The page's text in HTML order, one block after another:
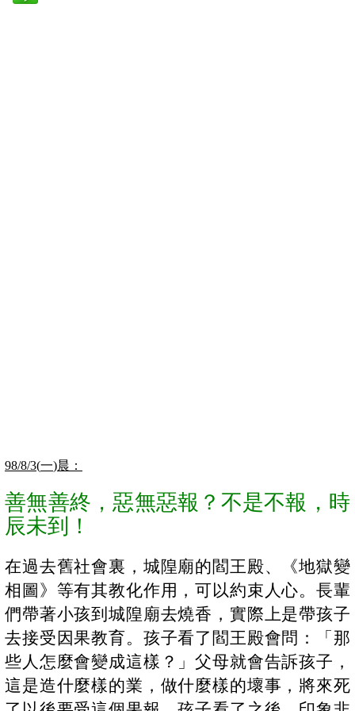
98/8/3(一)晨 ：
善無善終，惡無惡報 ？ 不是不報，時
辰未到 ！
在過去舊社會裏，城隍廟的閻王殿、《地獄變
相圖》等有其教化作用，可以約束人心。長輩
們帶著小孩到城隍廟去燒香，實際上是帶孩子
去接受因果教育。孩子看了閻王殿會問：「那
些人怎麼會變成這樣？」父母就會告訴孩子，
這是造什麼樣的業，做什麼樣的壞事，將來死